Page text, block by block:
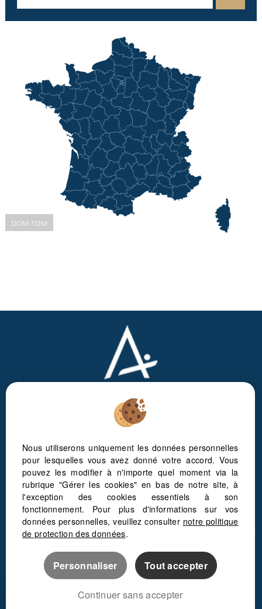
DOM-TOM
Réseau Immobilier National d'Agents Expérimentés
NOUS ÉCRIRE
SUIVEZ-NOUS !
Politique de protection des données
Gérer les cookies
Accès Propriétaire
Nous utiliserons uniquement les données personnelles
pour lesquelles vous avez donné votre accord. Vous
pouvez les modifier à n'importe quel moment via la
rubrique "Gérer les cookies" en bas de notre site, à
l'exception des cookies essentiels à son
fonctionnement. Pour plus d'informations sur vos
données personnelles, veuillez consulter notre politique
de protection des données.
Personnaliser Tout accepter
Continuer sans accepter